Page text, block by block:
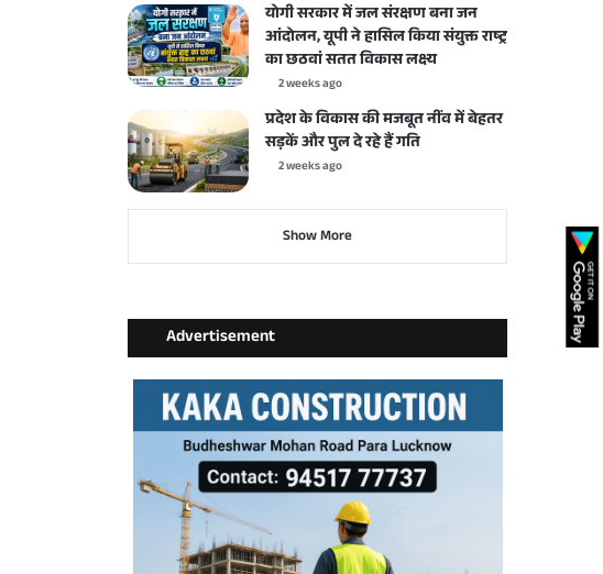
योगी सरकार में जल संरक्षण बना जन
आंदोलन, यूपी ने हासिल किया संयुक्त राष्ट्र
का छठवां सतत विकास लक्ष्य
2 weeks ago
प्रदेश के विकास की मजबूत नींव में बेहतर
सड़कें और पुल दे रहे हैं गति
2 weeks ago
Show More
Advertisement